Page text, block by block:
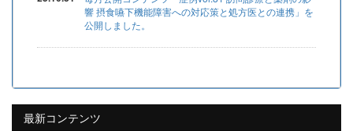
響 摂食嚥下機能障害への対応策と処方医との連携」を
公開しました。
最新コンテンツ